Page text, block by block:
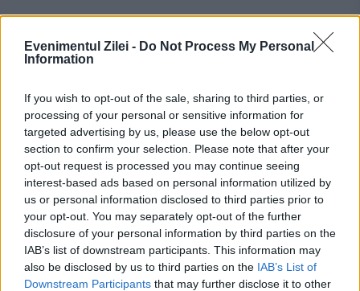
Evenimentul Zilei - Do Not Process My Personal
Information
If you wish to opt-out of the sale, sharing to third parties, or
processing of your personal or sensitive information for
targeted advertising by us, please use the below opt-out
section to confirm your selection. Please note that after your
opt-out request is processed you may continue seeing
interest-based ads based on personal information utilized by
us or personal information disclosed to third parties prior to
your opt-out. You may separately opt-out of the further
disclosure of your personal information by third parties on the
IAB’s list of downstream participants. This information may
also be disclosed by us to third parties on the IAB’s List of
Downstream Participants that may further disclose it to other
Recomandările noastre
POLITICA